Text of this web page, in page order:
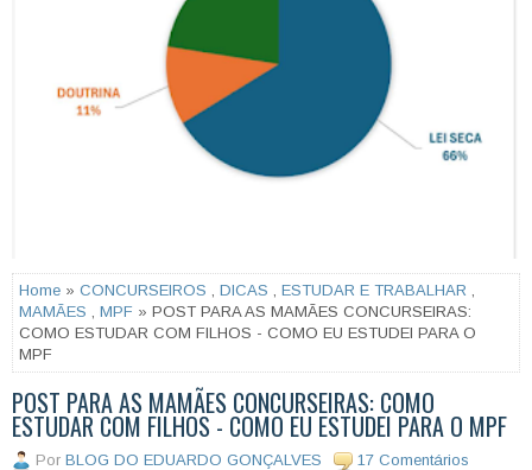
Home » CONCURSEIROS DICAS ESTUDAR E TRABALHAR
MAMÃES
MPF » POST PARA AS MAMÃES CONCURSEIRAS:
COMO ESTUDAR COM FILHOS - COMO EU ESTUDEI PARA O
MPF
POST PARA AS MAMÃES CONCURSEIRAS: COMO
ESTUDAR COM FILHOS - COMO EU ESTUDEI PARA O MPF
Por BLOG DO EDUARDO GONÇALVES 17 Comentários